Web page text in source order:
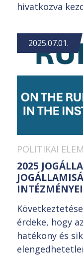
hivatkozva
2025.07.01.
POLITIKAI
2025
érdeke, hogy
hatékony és